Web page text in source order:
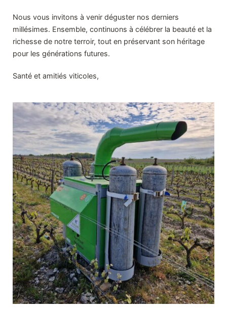
Nous vous invitons à venir déguster nos derniers
millésimes. Ensemble, continuons à célébrer la beauté et la
richesse de notre terroir, tout en préservant son héritage
pour les générations futures.
Santé et amitiés viticoles,